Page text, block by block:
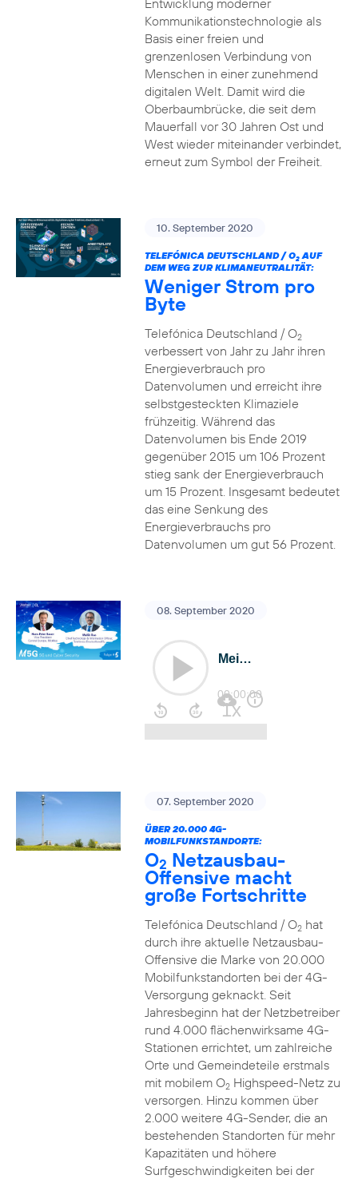
Entwicklung moderner
Kommunikationstechnologie als
Basis einer freien und
grenzenlosen Verbindung von
Menschen in einer zunehmend
digitalen Welt. Damit wird die
Oberbaumbrücke, die seit dem
Mauerfall vor 30 Jahren Ost und
West wieder miteinander verbindet,
erneut zum Symbol der Freiheit.
10. September 2020
TELEFÓNICA DEUTSCHLAND / O2AUF
DEM WEG ZUR KLIMANEUTRALITÄT:
Weniger Strom pro
Byte
Telefónica Deutschland / O2
verbessert von Jahr zu Jahr ihren
Energieverbrauch pro
Datenvolumen und erreicht ihre
selbstgesteckten Klimaziele
frühzeitig. Während das
Datenvolumen bis Ende 2019
gegenüber 2015 um 106 Prozent
stieg sank der Energieverbrauch
um 15 Prozent. Insgesamt bedeutet
das eine Senkung des
Energieverbrauchs pro
Datenvolumen um gut 56 Prozent.
08. September 2020
07. September 2020
ÜBER 20.000 4G-
MOBILFUNKSTANDORTE:
O2 Netzausbau-
Offensive macht
große Fortschritte
Telefónica Deutschland / O2hat
durch ihre aktuelle Netzausbau-
Offensive die Marke von 20.000
Mobilfunkstandorten bei der 4G-
Versorgung geknackt. Seit
Jahresbeginn hat der Netzbetreiber
rund 4.000 flächenwirksame 4G-
Stationen errichtet, um zahlreiche
Orte und Gemeindeteile erstmals
mit mobilem O2Highspeed-Netz zu
versorgen. Hinzu kommen über
2.000 weitere 4G-Sender, die an
bestehenden Standorten für mehr
Kapazitäten und höhere
Surfgeschwindigkeiten bei der